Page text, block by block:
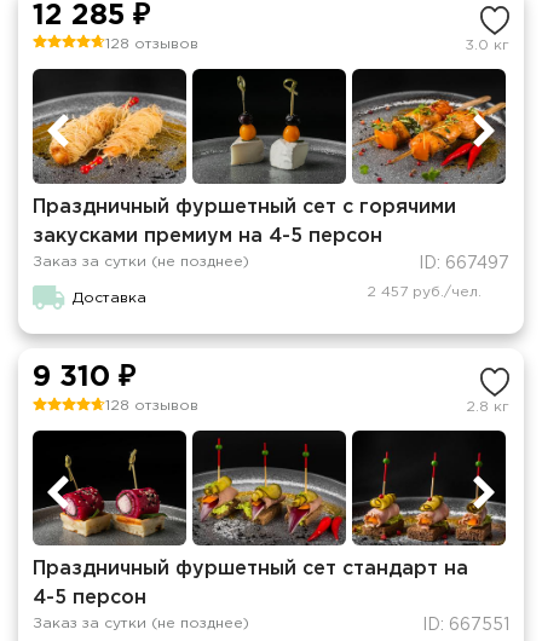
12 285 ₽
128 отзывов 3.0 кг
Праздничный фуршетный сет с горячими
закусками премиум на 4-5 персон
Заказ за сутки (не позднее) ID: 667497
Доставка 2 457 руб./чел.
9 310 ₽
128 отзывов 2.8 кг
Праздничный фуршетный сет стандарт на
4-5 персон
Заказ за сутки (не позднее) ID: 667551